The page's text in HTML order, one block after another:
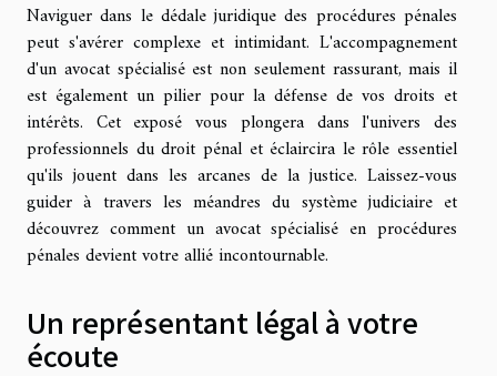
Naviguer dans le dédale juridique des procédures pénales
peut s'avérer complexe et intimidant. L'accompagnement
d'un avocat spécialisé est non seulement rassurant, mais il
est également un pilier pour la défense de vos droits et
intérêts. Cet exposé vous plongera dans l'univers des
professionnels du droit pénal et éclaircira le rôle essentiel
qu'ils jouent dans les arcanes de la justice. Laissez-vous
guider à travers les méandres du système judiciaire et
découvrez comment un avocat spécialisé en procédures
pénales devient votre allié incontournable.
Un représentant légal à votre
écoute